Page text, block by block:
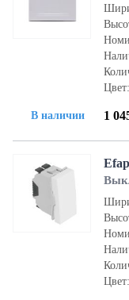
В наличии 1